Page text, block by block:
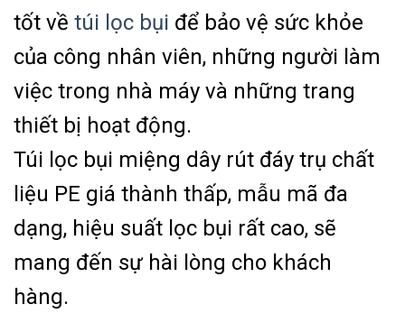
tốt về túi lọc bụi để bảo vệ sức khỏe
của công nhân viên, những người làm
việc trong nhà máy và những trang
thiết bị hoạt động.
Túi lọc bụi miệng dây rút đáy trụ chất
liệu PE giá thành thấp, mẫu mã đa
dạng, hiệu suất lọc bụi rất cao, sẽ
mang đến sự hài lòng cho khách
hàng.